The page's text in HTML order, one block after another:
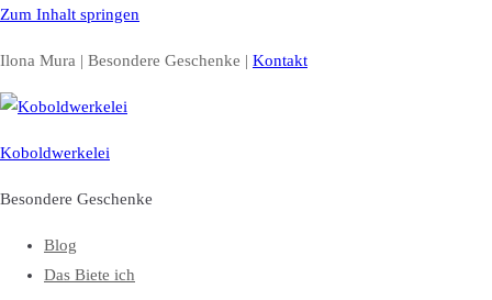
Zum Inhalt springen
Ilona Mura | Besondere Geschenke | Kontakt
Koboldwerkelei
Besondere Geschenke
Blog
Das Biete ich